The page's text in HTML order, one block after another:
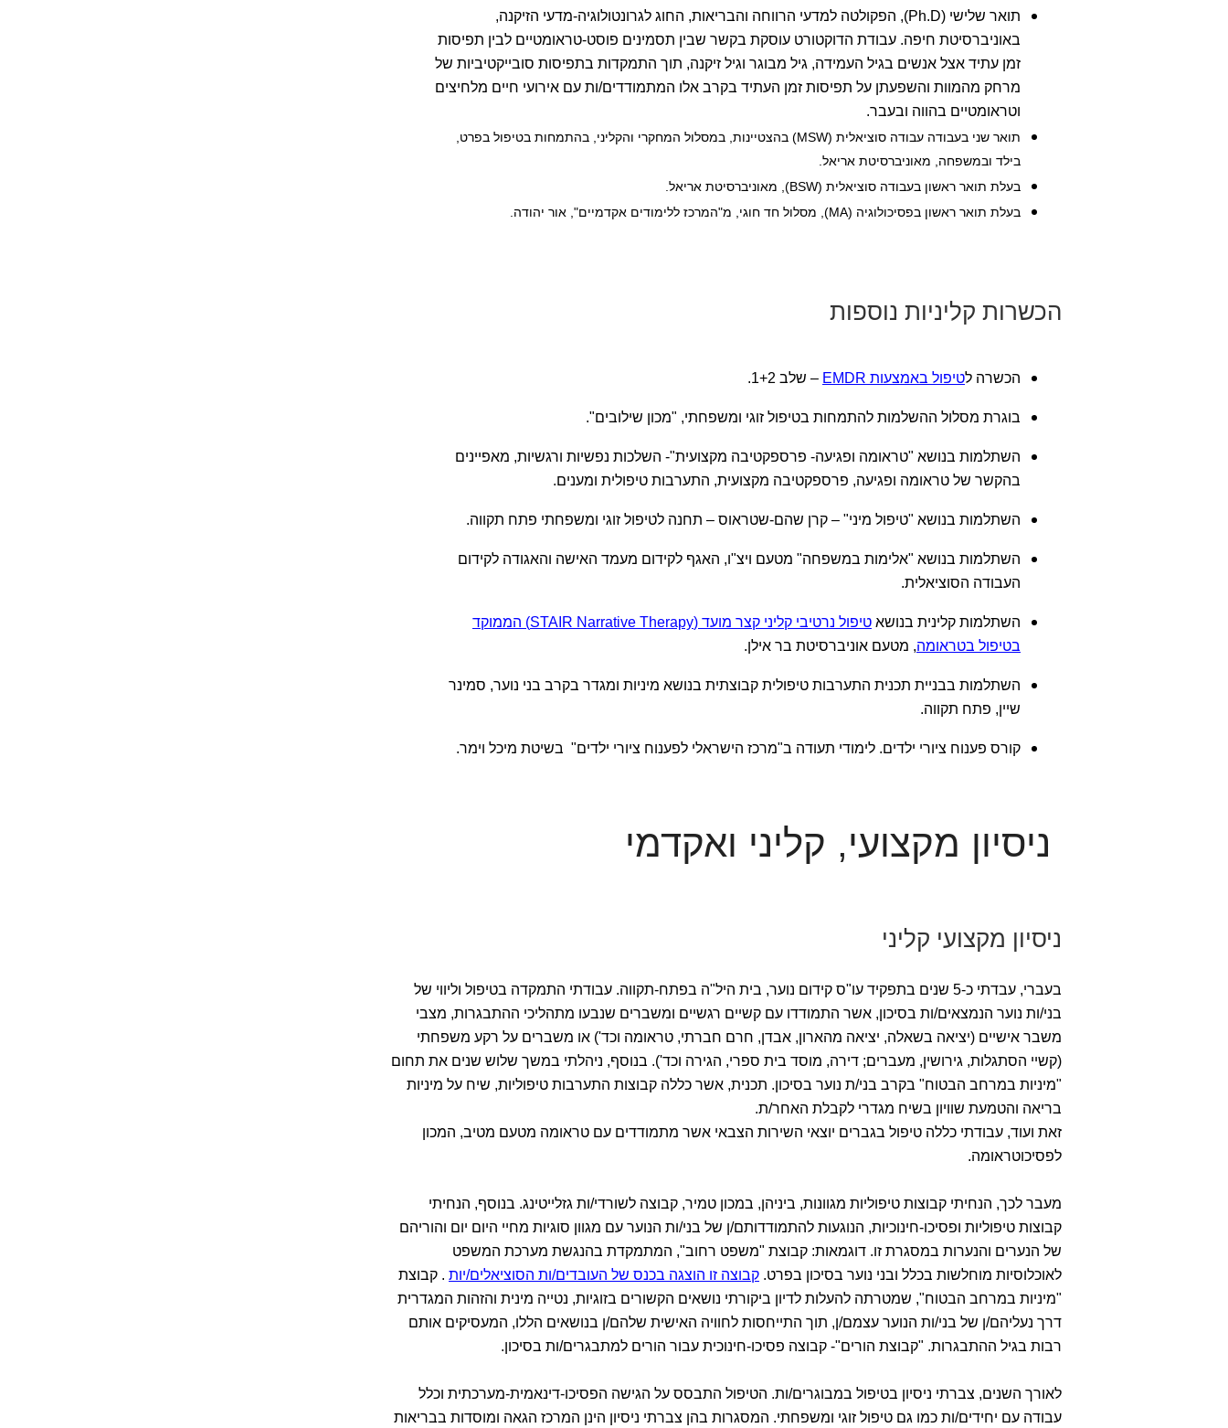
תואר שלישי (Ph.D), הפקולטה למדעי הרווחה והבריאות, החוג לגרונטולוגיה-מדעי הזיקנה,
באוניברסיטת חיפה. עבודת הדוקטורט עוסקת בקשר שבין תסמינים פוסט-טראומטיים לבין תפיסות
זמן עתיד אצל אנשים בגיל העמידה, גיל מבוגר וגיל זיקנה, תוך התמקדות בתפיסות סובייקטיביות של
מרחק מהמוות והשפעתן על תפיסות זמן העתיד בקרב אלו המתמודדים/ות עם אירועי חיים מלחיצים
וטראומטיים בהווה ובעבר.
תואר שני בעבודה עבודה סוציאלית (MSW) בהצטיינות, במסלול המחקרי והקליני, בהתמחות בטיפול בפרט,
בילד ובמשפחה, מאוניברסיטת אריאל.
בעלת תואר ראשון בעבודה סוציאלית (BSW), מאוניברסיטת אריאל.
בעלת תואר ראשון בפסיכולוגיה (MA), מסלול חד חוגי, מ"המרכז ללימודים אקדמיים", אור יהודה.
הכשרות קליניות נוספות
הכשרה לטיפול באמצעות EMDR – שלב 1+2.
בוגרת מסלול ההשלמות להתמחות בטיפול זוגי ומשפחתי, "מכון שילובים".
השתלמות בנושא "טראומה ופגיעה- פרספקטיבה מקצועית"- השלכות נפשיות ורגשיות, מאפיינים
בהקשר של טראומה ופגיעה, פרספקטיבה מקצועית, התערבות טיפולית ומענים.
השתלמות בנושא "טיפול מיני" – קרן שהם-שטראוס – תחנה לטיפול זוגי ומשפחתי פתח תקווה.
השתלמות בנושא "אלימות במשפחה" מטעם ויצ"ו, האגף לקידום מעמד האישה והאגודה לקידום
העבודה הסוציאלית.
השתלמות קלינית בנושא
טיפול נרטיבי קליני קצר מועד (STAIR Narrative Therapy) הממוקד
בטיפול בטראומה, מטעם אוניברסיטת בר אילן.
השתלמות בבניית תכנית התערבות טיפולית קבוצתית בנושא מיניות ומגדר בקרב בני נוער, סמינר
שיין, פתח תקווה.
קורס פענוח ציורי ילדים. לימודי תעודה ב"מרכז הישראלי לפענוח ציורי ילדים" בשיטת מיכל וימר.
ניסיון מקצועי, קליני ואקדמי
ניסיון מקצועי קליני
בעברי, עבדתי כ-5 שנים בתפקיד עו"ס קידום נוער, בית היל"ה בפתח-תקווה. עבודתי התמקדה בטיפול וליווי של
בני/ות נוער הנמצאים/ות בסיכון, אשר התמודדו עם קשיים רגשיים ומשברים שנבעו מתהליכי ההתבגרות, מצבי
משבר אישיים (יציאה בשאלה, יציאה מהארון, אבדן, חרם חברתי, טראומה וכד') או משברים על רקע משפחתי
(קשיי הסתגלות, גירושין, מעברים; דירה, מוסד בית ספרי, הגירה וכד'). בנוסף, ניהלתי במשך שלוש שנים את תחום
"מיניות במרחב הבטוח" בקרב בני/ת נוער בסיכון. תכנית, אשר כללה קבוצות התערבות טיפוליות, שיח על מיניות
בריאה והטמעת שוויון בשיח מגדרי לקבלת האחר/ת.
זאת ועוד, עבודתי כללה טיפול בגברים יוצאי השירות הצבאי אשר מתמודדים עם טראומה מטעם מטיב, המכון
לפסיכוטראומה.
מעבר לכך, הנחיתי קבוצות טיפוליות מגוונות, ביניהן, במכון טמיר, קבוצה לשורדי/ות גזלייטינג. בנוסף, הנחיתי
קבוצות טיפוליות ופסיכו-חינוכיות, הנוגעות להתמודדותם/ן של בני/ות הנוער עם מגוון סוגיות מחיי היום יום והוריהם
של הנערים והנערות במסגרת זו. דוגמאות: קבוצת "משפט רחוב", המתמקדת בהנגשת מערכת המשפט
לאוכלוסיות מוחלשות בכלל ובני נוער בסיכון בפרט. קבוצה זו הוצגה בכנס של העובדים/ות הסוציאלים/יות . קבוצת
"מיניות במרחב הבטוח", שמטרתה להעלות לדיון ביקורתי נושאים הקשורים בזוגיות, נטייה מינית והזהות המגדרית
דרך נעליהם/ן של בני/ות הנוער עצמם/ן, תוך התייחסות לחוויה האישית שלהם/ן בנושאים הללו, המעסיקים אותם
רבות בגיל ההתבגרות. "קבוצת הורים"- קבוצה פסיכו-חינוכית עבור הורים למתבגרים/ות בסיכון.
לאורך השנים, צברתי ניסיון בטיפול במבוגרים/ות. הטיפול התבסס על הגישה הפסיכו-דינאמית-מערכתית וכלל
עבודה עם יחידים/ות כמו גם טיפול זוגי ומשפחתי. המסגרות בהן צברתי ניסיון הינן המרכז הגאה ומוסדות בבריאות